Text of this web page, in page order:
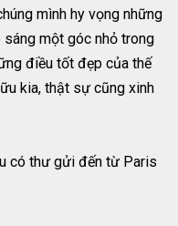
mình hy vọng những
một góc nhỏ trong
điều tốt đẹp của thế
kia, thật sự cũng xinh
có thư gửi đến từ Paris